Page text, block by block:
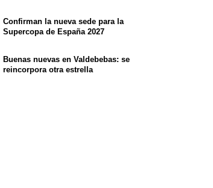
Confirman la nueva sede para la
Supercopa de España 2027
Buenas nuevas en Valdebebas: se
reincorpora otra estrella